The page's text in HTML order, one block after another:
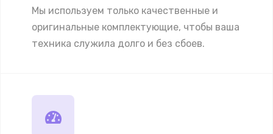
Мы используем только качественные и
оригинальные комплектующие, чтобы ваша
техника служила долго и без сбоев.